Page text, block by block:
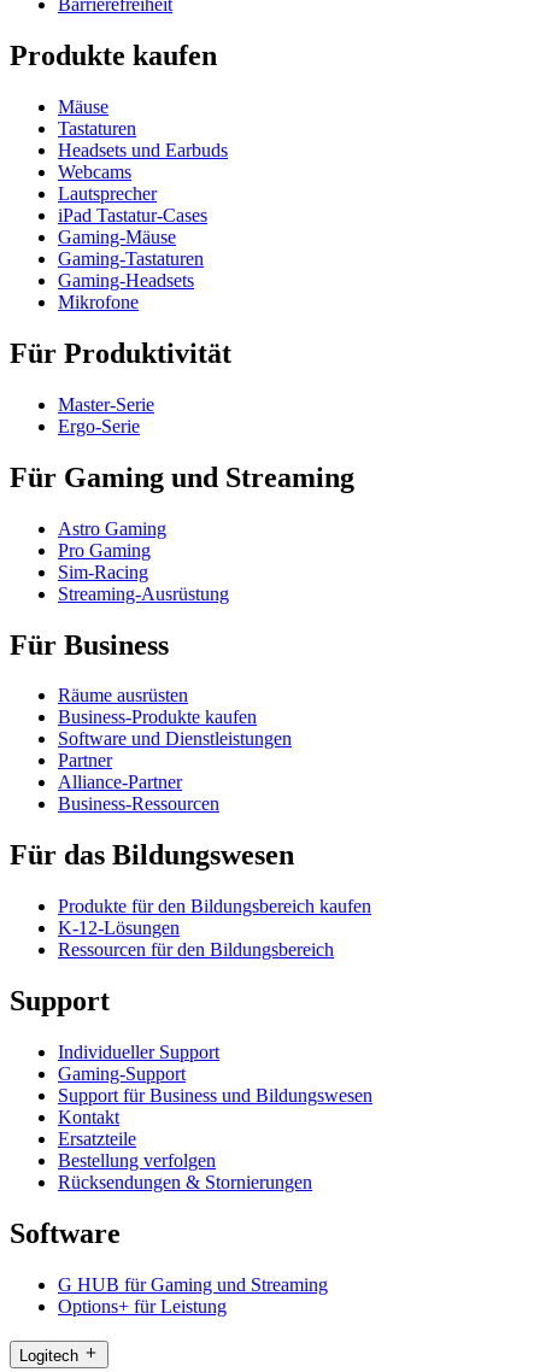
Barrierefreiheit
Produkte kaufen
Mäuse
Tastaturen
Headsets und Earbuds
Webcams
Lautsprecher
iPad Tastatur-Cases
Gaming-Mäuse
Gaming-Tastaturen
Gaming-Headsets
Mikrofone
Für Produktivität
Master-Serie
Ergo-Serie
Für Gaming und Streaming
Astro Gaming
Pro Gaming
Sim-Racing
Streaming-Ausrüstung
Für Business
Räume ausrüsten
Business-Produkte kaufen
Software und Dienstleistungen
Partner
Alliance-Partner
Business-Ressourcen
Für das Bildungswesen
Produkte für den Bildungsbereich kaufen
K-12-Lösungen
Ressourcen für den Bildungsbereich
Support
Individueller Support
Gaming-Support
Support für Business und Bildungswesen
Kontakt
Ersatzteile
Bestellung verfolgen
Rücksendungen & Stornierungen
Software
G HUB für Gaming und Streaming
Options+ für Leistung
Logitech